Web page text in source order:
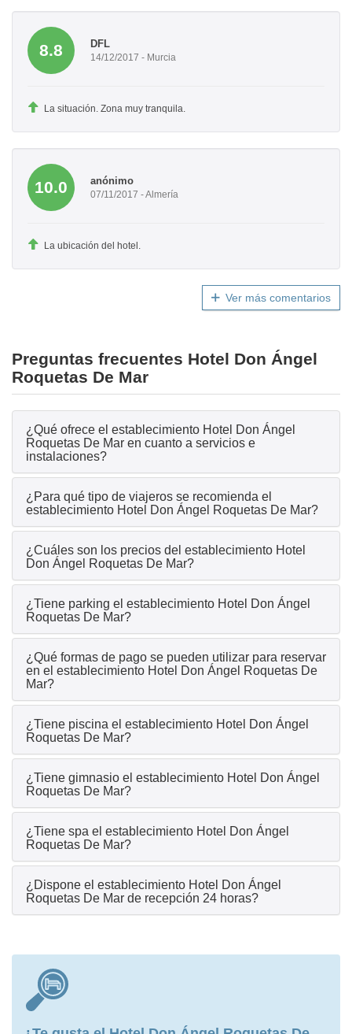
8.8 DFL
14/12/2017 - Murcia
La situación. Zona muy tranquila.
10.0 anónimo
07/11/2017 - Almería
La ubicación del hotel.
Ver más comentarios
Preguntas frecuentes Hotel Don Ángel
Roquetas De Mar
¿Qué ofrece el establecimiento Hotel Don Ángel
Roquetas De Mar en cuanto a servicios e
instalaciones?
¿Para qué tipo de viajeros se recomienda el
establecimiento Hotel Don Ángel Roquetas De Mar?
¿Cuáles son los precios del establecimiento Hotel
Don Ángel Roquetas De Mar?
¿Tiene parking el establecimiento Hotel Don Ángel
Roquetas De Mar?
¿Qué formas de pago se pueden utilizar para reservar
en el establecimiento Hotel Don Ángel Roquetas De
Mar?
¿Tiene piscina el establecimiento Hotel Don Ángel
Roquetas De Mar?
¿Tiene gimnasio el establecimiento Hotel Don Ángel
Roquetas De Mar?
¿Tiene spa el establecimiento Hotel Don Ángel
Roquetas De Mar?
¿Dispone el establecimiento Hotel Don Ángel
Roquetas De Mar de recepción 24 horas?